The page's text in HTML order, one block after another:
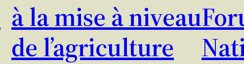
à la mise à niveau
de l’agriculture